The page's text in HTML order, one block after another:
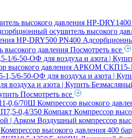
высокого давления HP-
осушитель высокого
HP-DRY500 PN400
давления Посмотреть все
6-50-ОФ для воздуха и азота |
высокого давления АРКОМ
6-50-ОФ для воздуха и азота |
и азота | Купить
Посмотреть все
0,6/70Ш Компрессор высокого
0,4/350 Компакт Компрессор
| Арком Воздушный компрессор
Компрессор высокого давления 400